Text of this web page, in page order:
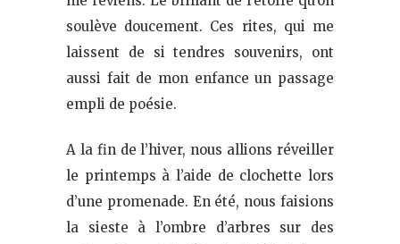
soulève doucement. Ces rites, qui me
laissent de si tendres souvenirs, ont
aussi fait de mon enfance un passage
empli de poésie.
A la fin de l’hiver, nous allions réveiller
le printemps à l’aide de clochette lors
d’une promenade. En été, nous faisions
la sieste à l’ombre d’arbres sur des